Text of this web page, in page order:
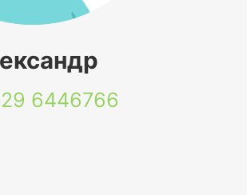
6446766